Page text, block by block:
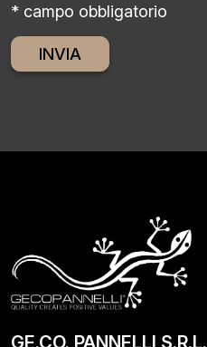
* campo obbligatorio
GE.CO. PANNELLI S.R.L.